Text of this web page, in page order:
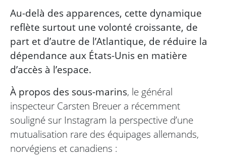
Au-delà des apparences, cette dynamique
reflète surtout une volonté croissante, de
part et d’autre de l’Atlantique, de réduire la
dépendance aux États-Unis en matière
d’accès à l’espace.
À propos des sous-marins, le général
inspecteur Carsten Breuer a récemment
souligné sur Instagram la perspective d’une
mutualisation rare des équipages allemands,
norvégiens et canadiens :